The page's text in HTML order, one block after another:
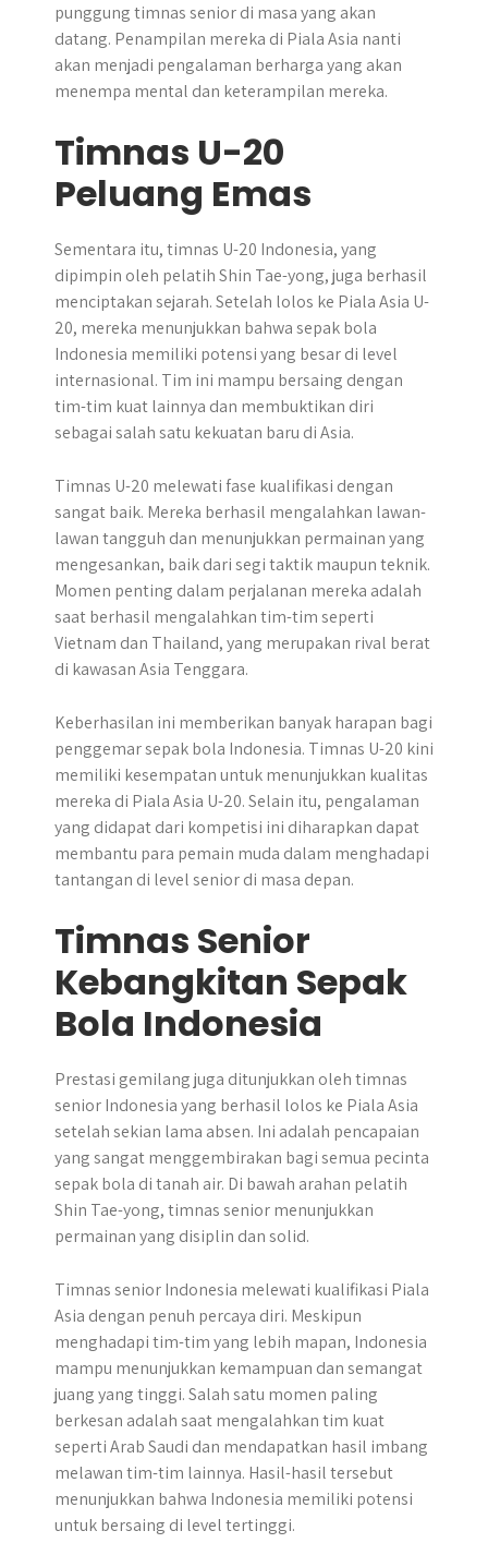
punggung timnas senior di masa yang akan
datang. Penampilan mereka di Piala Asia nanti
akan menjadi pengalaman berharga yang akan
menempa mental dan keterampilan mereka.
Timnas U-20
Peluang Emas
Sementara itu, timnas U-20 Indonesia, yang
dipimpin oleh pelatih Shin Tae-yong, juga berhasil
menciptakan sejarah. Setelah lolos ke Piala Asia U-
20, mereka menunjukkan bahwa sepak bola
Indonesia memiliki potensi yang besar di level
internasional. Tim ini mampu bersaing dengan
tim-tim kuat lainnya dan membuktikan diri
sebagai salah satu kekuatan baru di Asia.
Timnas U-20 melewati fase kualifikasi dengan
sangat baik. Mereka berhasil mengalahkan lawan-
lawan tangguh dan menunjukkan permainan yang
mengesankan, baik dari segi taktik maupun teknik.
Momen penting dalam perjalanan mereka adalah
saat berhasil mengalahkan tim-tim seperti
Vietnam dan Thailand, yang merupakan rival berat
di kawasan Asia Tenggara.
Keberhasilan ini memberikan banyak harapan bagi
penggemar sepak bola Indonesia. Timnas U-20 kini
memiliki kesempatan untuk menunjukkan kualitas
mereka di Piala Asia U-20. Selain itu, pengalaman
yang didapat dari kompetisi ini diharapkan dapat
membantu para pemain muda dalam menghadapi
tantangan di level senior di masa depan.
Timnas Senior
Kebangkitan Sepak
Bola Indonesia
Prestasi gemilang juga ditunjukkan oleh timnas
senior Indonesia yang berhasil lolos ke Piala Asia
setelah sekian lama absen. Ini adalah pencapaian
yang sangat menggembirakan bagi semua pecinta
sepak bola di tanah air. Di bawah arahan pelatih
Shin Tae-yong, timnas senior menunjukkan
permainan yang disiplin dan solid.
Timnas senior Indonesia melewati kualifikasi Piala
Asia dengan penuh percaya diri. Meskipun
menghadapi tim-tim yang lebih mapan, Indonesia
mampu menunjukkan kemampuan dan semangat
juang yang tinggi. Salah satu momen paling
berkesan adalah saat mengalahkan tim kuat
seperti Arab Saudi dan mendapatkan hasil imbang
melawan tim-tim lainnya. Hasil-hasil tersebut
menunjukkan bahwa Indonesia memiliki potensi
untuk bersaing di level tertinggi.